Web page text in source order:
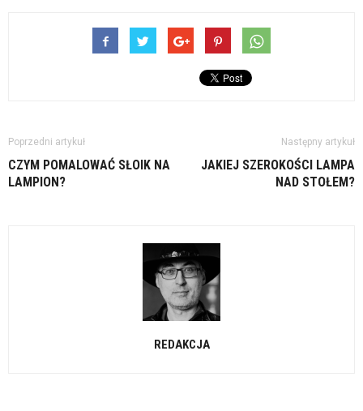
Poprzedni artykuł
CZYM POMALOWAĆ SŁOIK NA
LAMPION?
Następny artykuł
JAKIEJ SZEROKOŚCI LAMPA
NAD STOŁEM?
REDAKCJA